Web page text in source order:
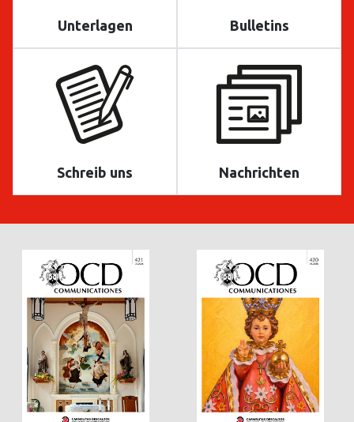
Unterlagen Bulletins
Schreib uns Nachrichten